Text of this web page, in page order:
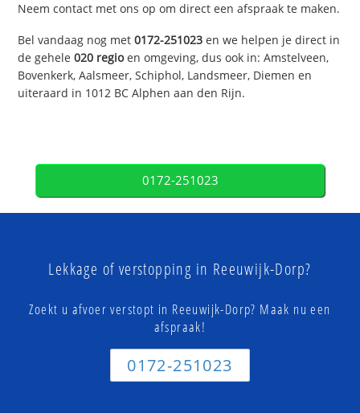
Neem contact met ons op om direct een afspraak te maken.
Bel vandaag nog met0172-251023 en we helpen je direct in
de gehele020 regioen omgeving, dus ook in: Amstelveen,
Bovenkerk, Aalsmeer, Schiphol, Landsmeer, Diemen en
uiteraard in 1012 BC Alphen aan den Rijn.
0172-251023
Lekkage of verstopping in Reeuwijk-Dorp?
Zoekt u afvoer verstopt in Reeuwijk-Dorp? Maak nu een
afspraak!
0172-251023